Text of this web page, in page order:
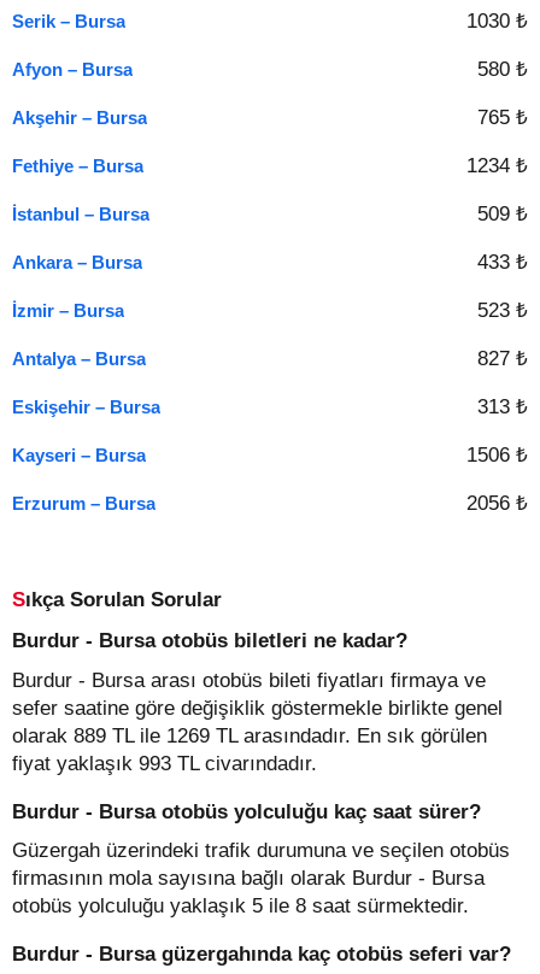
Serik – Bursa 1030 ₺
Afyon – Bursa 580 ₺
Akşehir – Bursa 765 ₺
Fethiye – Bursa 1234 ₺
İstanbul – Bursa 509 ₺
Ankara – Bursa 433 ₺
İzmir – Bursa 523 ₺
Antalya – Bursa 827 ₺
Eskişehir – Bursa 313 ₺
Kayseri – Bursa 1506 ₺
Erzurum – Bursa 2056 ₺
Sıkça Sorulan Sorular
Burdur - Bursa otobüs biletleri ne kadar?
Burdur - Bursa arası otobüs bileti fiyatları firmaya ve
sefer saatine göre değişiklik göstermekle birlikte genel
olarak 889 TL ile 1269 TL arasındadır. En sık görülen
fiyat yaklaşık 993 TL civarındadır.
Burdur - Bursa otobüs yolculuğu kaç saat sürer?
Güzergah üzerindeki trafik durumuna ve seçilen otobüs
firmasının mola sayısına bağlı olarak Burdur - Bursa
otobüs yolculuğu yaklaşık 5 ile 8 saat sürmektedir.
Burdur - Bursa güzergahında kaç otobüs seferi var?